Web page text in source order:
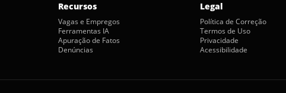
Recursos
Vagas e Empregos
Ferramentas IA
Apuração de Fatos
Denúncias
Legal
Política de Correção
Termos de Uso
Privacidade
Acessibilidade